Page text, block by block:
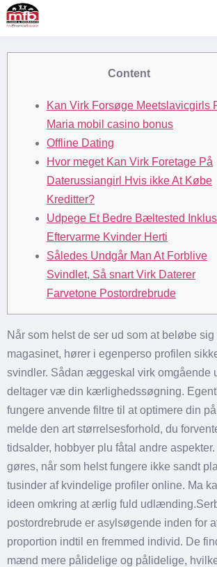
Content
Kan Virk Forsøge Meetslavicgirls
Maria mobil casino bonus
Offline Dating
Hvor meget Kan Virk Foretage På
Daterussiangirl Hvis ikke At Købe
Kreditter?
Udpege Et Bedre Bæltested
Eftervarme Kvinder Herti
Således Undgår Man At Forblive
Svindlet, Så snart Virk Daterer
Farvetone Postordrebrude
Når som helst de ser ud som at beløbe sig
magasinet, hører i egenperso profilen
svindler. Sådan æggeskal virk omgående
deltager væ din kærlighedssøgning.
fungere anvende filtre til at optimere din
melde den art størrelsesforhold, du
tidsalder, hobbyer plu fåtal andre aspekter.
gøres, når som helst fungere ikke sandt
tusinder af kvindelige profiler online. Ma
ideen omkring at ærlig fuld
postordrebrude er asylsøgende inden for
proportion indtil en fremmed individ. De
mænd mere pålidelige og pålidelige,